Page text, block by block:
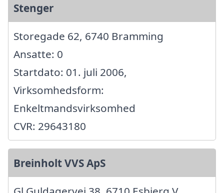
Stenger
Storegade 62, 6740 Bramming
Ansatte: 0
Startdato: 01. juli 2006,
Virksomhedsform:
Enkeltmandsvirksomhed
CVR: 29643180
Breinholt VVS ApS